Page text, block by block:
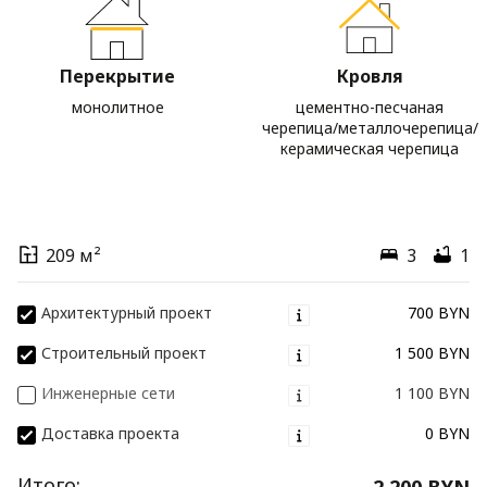
Перекрытие
монолитное
Кровля
цементно-песчаная
черепица/металлочерепица/
керамическая черепица
209 м² 3 1
Архитектурный проект
700 BYN
Строительный проект
1 500 BYN
Инженерные сети
1 100 BYN
Доставка проекта
0 BYN